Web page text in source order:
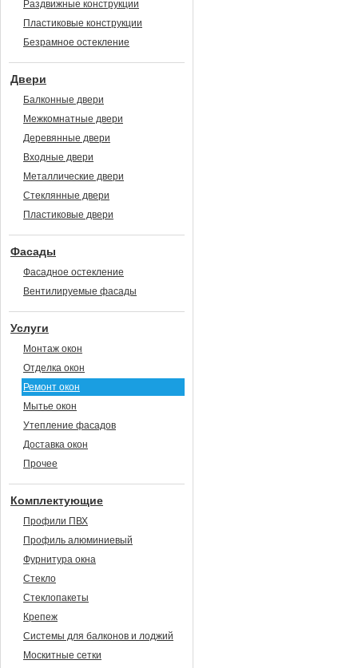
Раздвижные конструкции
Пластиковые конструкции
Безрамное остекление
Двери
Балконные двери
Межкомнатные двери
Деревянные двери
Входные двери
Металлические двери
Стеклянные двери
Пластиковые двери
Фасады
Фасадное остекление
Вентилируемые фасады
Услуги
Монтаж окон
Отделка окон
Ремонт окон
Мытье окон
Утепление фасадов
Доставка окон
Прочее
Комплектующие
Профили ПВХ
Профиль алюминиевый
Фурнитура окна
Стекло
Стеклопакеты
Крепеж
Системы для балконов и лоджий
Москитные сетки